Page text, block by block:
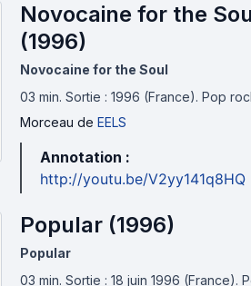
Novocaine for the
(1996)
Novocaine for the Soul
03 min. Sortie : 1996 (France). Pop
Morceau de EELS
Annotation :
http://youtu.be/V2yy141q8HQ
Popular (1996)
Popular
03 min. Sortie : 18 juin 1996 (France).